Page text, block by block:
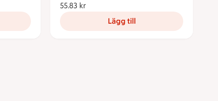
55.83 kr
Lägg till